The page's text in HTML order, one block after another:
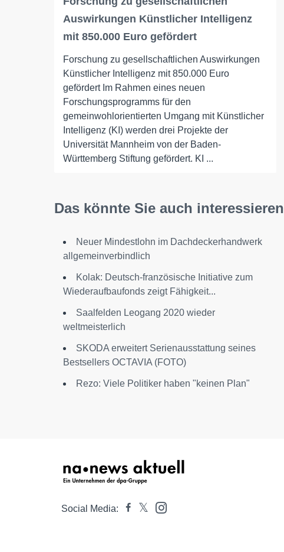
Auswirkungen Künstlicher Intelligenz
mit 850.000 Euro gefördert
Forschung zu gesellschaftlichen Auswirkungen
Künstlicher Intelligenz mit 850.000 Euro
gefördert Im Rahmen eines neuen
Forschungsprogramms für den
gemeinwohlorientierten Umgang mit Künstlicher
Intelligenz (KI) werden drei Projekte der
Universität Mannheim von der Baden-
Württemberg Stiftung gefördert. KI ...
Das könnte Sie auch interessieren
Neuer Mindestlohn im Dachdeckerhandwerk
allgemeinverbindlich
Kolak: Deutsch-französische Initiative zum
Wiederaufbaufonds zeigt Fähigkeit...
Saalfelden Leogang 2020 wieder
weltmeisterlich
SKODA erweitert Serienausstattung seines
Bestsellers OCTAVIA (FOTO)
Rezo: Viele Politiker haben "keinen Plan"
Social Media: